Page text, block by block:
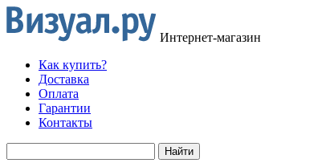
Интернет-магазин
Как купить?
Доставка
Оплата
Гарантии
Контакты